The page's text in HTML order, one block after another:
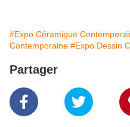
#Expo Céramique
Contemporaine #Expo Dessin
Partager